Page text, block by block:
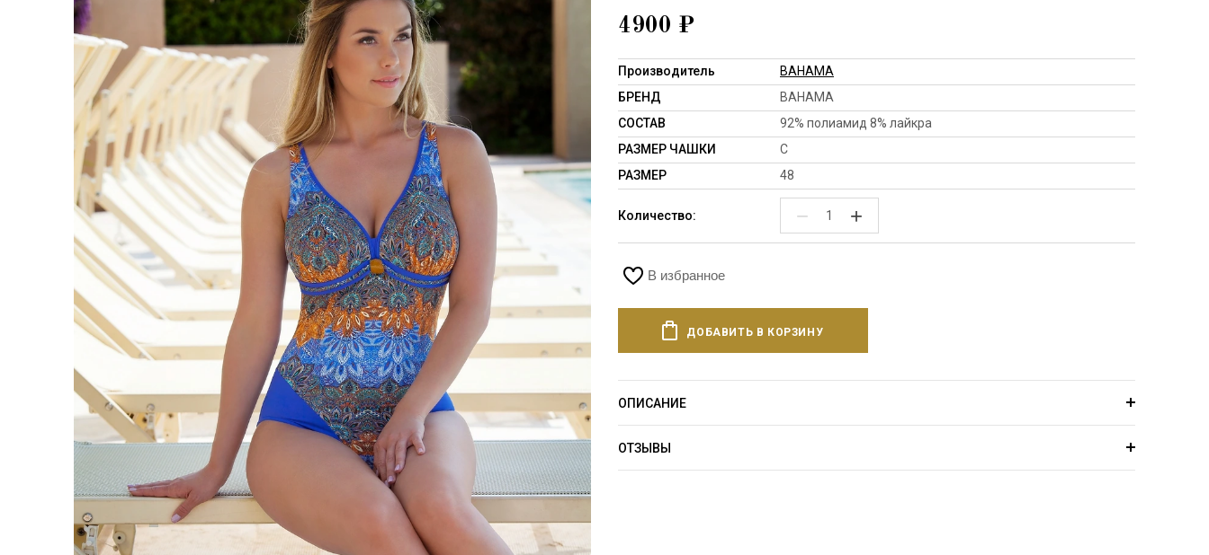
4900 ₽
Производитель
BAHAMA
БРЕНД
BAHAMA
СОСТАВ
92% полиамид 8% лайкра
РАЗМЕР ЧАШКИ
C
РАЗМЕР
48
Количество: − +
В избранное
ДОБАВИТЬ В КОРЗИНУ
ОПИСАНИЕ
ОТЗЫВЫ